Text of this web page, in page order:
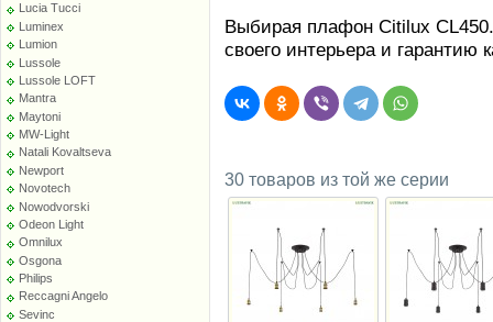
Lucia Tucci
Luminex
Lumion
Lussole
Lussole LOFT
Mantra
Maytoni
MW-Light
Natali Kovaltseva
Newport
Novotech
Nowodvorski
Odeon Light
Omnilux
Osgona
Philips
Reccagni Angelo
Sevinc
Выбирая плафон Citilux
своего интерьера и гарантию
30 товаров из той же серии